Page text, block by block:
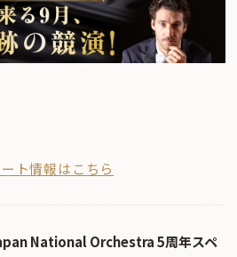
ト情報はこちら
National Orchestra 5周年スペ